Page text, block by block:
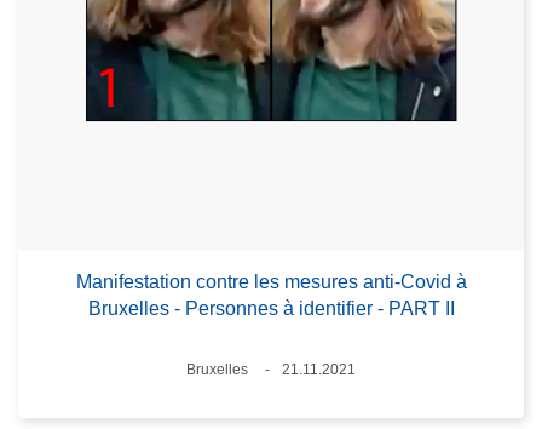
Manifestation contre les mesures anti-Covid à
Bruxelles - Personnes à identifier - PART II
Lieux
Bruxelles
21.11.2021